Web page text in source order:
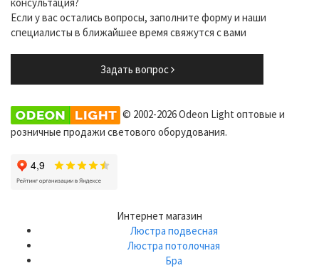
Если у вас остались вопросы, заполните форму и наши
специалисты в ближайшее время свяжутся с вами
Задать вопрос
© 2002-2026 Odeon Light оптовые и
розничные продажи светового оборудования.
Интернет магазин
Люстра подвесная
Люстра потолочная
Бра